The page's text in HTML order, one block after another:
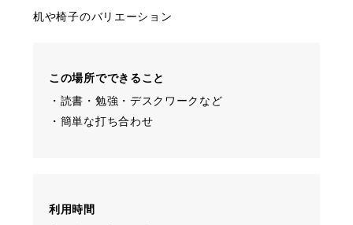
机や椅子のバリエーション
この場所でできること
・読書・勉強・デスクワークなど
・簡単な打ち合わせ
利用時間